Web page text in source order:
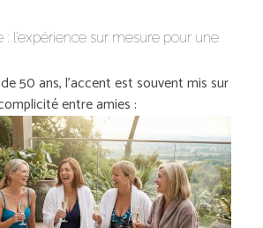
l’expérience sur mesure pour une
50 ans, l’accent est souvent mis sur
entre amies :